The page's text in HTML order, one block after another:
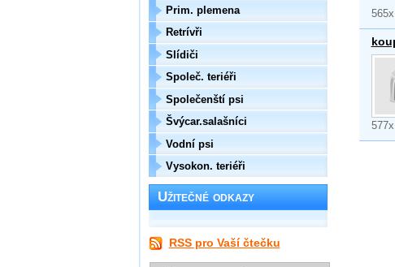
565x
577x
Prim. plemena
Retrívři
Slídiči
Společ. teriéři
Společenští psi
Švýcar.salašníci
Vodní psi
Vysokon. teriéři
Užitečné odkazy
RSS pro Vaší čtečku